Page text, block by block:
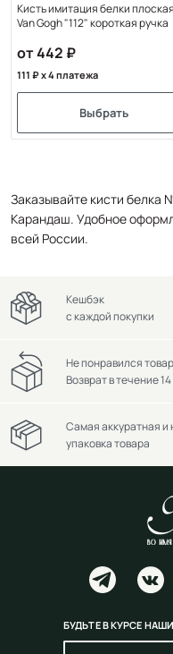
Кисть имитация белки плоская
Van Gogh "112" короткая ручка
от 442
111 x 4 платежа
Выбрать
Заказывайте кисти
Карандаш. Удобное
всей России.
Кешбэк
с каждой покупки
Не понравился
Возврат в течение
Самая аккуратная и
упаковка товара
БУДЬТЕ В КУРСЕ